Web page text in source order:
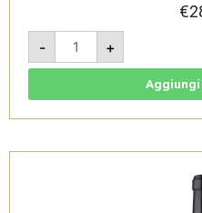
€
-
Doppiozeta
Noto
Rosso
DOC
+